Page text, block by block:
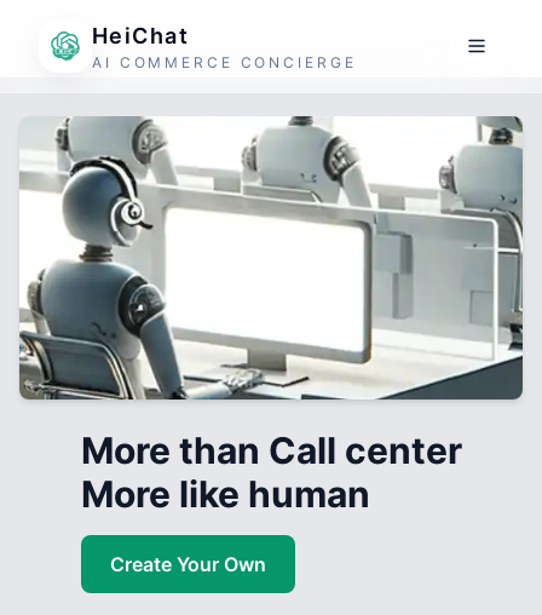
HeiChat
AI COMMERCE CONCIERGE
More than Call center
More like human
Create Your Own